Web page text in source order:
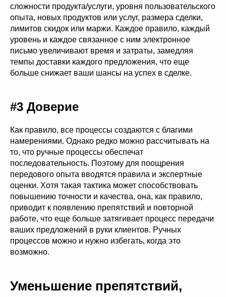
сложности продукта/услуги, уровня пользовательского
опыта, новых продуктов или услуг, размера сделки,
лимитов скидок или маржи. Каждое правило, каждый
уровень и каждое связанное с ним электронное
письмо увеличивают время и затраты, замедляя
темпы доставки каждого предложения, что еще
больше снижает ваши шансы на успех в сделке.
#3 Доверие
Как правило, все процессы создаются с благими
намерениями. Однако редко можно рассчитывать на
то, что ручные процессы обеспечат
последовательность. Поэтому для поощрения
передового опыта вводятся правила и экспертные
оценки. Хотя такая тактика может способствовать
повышению точности и качества, она, как правило,
приводит к появлению препятствий и повторной
работе, что еще больше затягивает процесс передачи
ваших предложений в руки клиентов. Ручных
процессов можно и нужно избегать, когда это
возможно.
Уменьшение препятствий,